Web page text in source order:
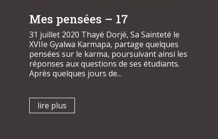
Mes pensées – 17
31 juillet 2020 Thayé Dorjé, Sa Sainteté le
XVIIe Gyalwa Karmapa, partage quelques
pensées sur le karma, poursuivant ainsi les
réponses aux questions de ses étudiants.
Après quelques jours de...
lire plus